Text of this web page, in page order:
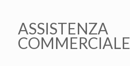
ASSISTENZA
COMMERCIALE